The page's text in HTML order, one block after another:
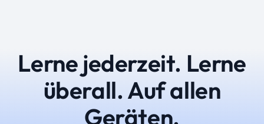
Lerne jederzeit. Lerne
überall. Auf allen
Geräten.